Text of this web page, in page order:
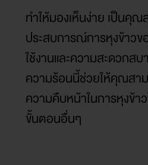
ทำให้มองเห็นง่าย เป็นคุ
ประสบการณ์การหุงข้าว
ใช้งานและความสะดวกส
ความร้อนนี้ช่วยให้คุณสา
ความคืบหน้าในการหุงข้า
ขั้นตอนอื่นๆ